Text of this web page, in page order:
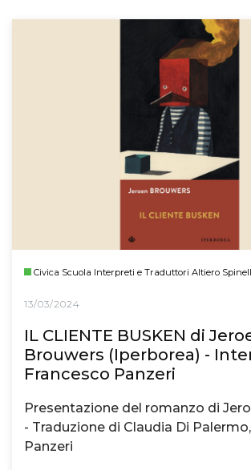
Civica Scuola Interpreti e Traduttori Altiero
13/03/2024
IL CLIENTE BUSKEN di
Brouwers (Iperborea) -
Francesco Panzeri
Presentazione del romanzo di
- Traduzione di Claudia Di
Panzeri